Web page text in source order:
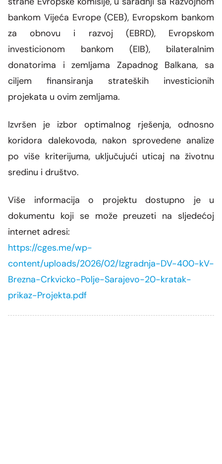
bankom Vijeća Evrope (CEB), Evropskom bankom
za obnovu i razvoj (EBRD), Evropskom
investicionom bankom (EIB), bilateralnim
donatorima i zemljama Zapadnog Balkana, sa
ciljem finansiranja strateških investicionih
projekata u ovim zemljama.
Izvršen je izbor optimalnog rješenja, odnosno
koridora dalekovoda, nakon sprovedene analize
po više kriterijuma, uključujući uticaj na životnu
sredinu i društvo.
Više informacija o projektu dostupno je u
dokumentu koji se može preuzeti na sljedećoj
internet adresi:
https://cges.me/wp-
content/uploads/2026/02/Izgradnja-DV-400-kV-
Brezna-Crkvicko-Polje-Sarajevo-20-kratak-
prikaz-Projekta.pdf